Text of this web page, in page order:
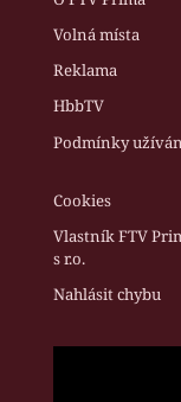
Volná místa
Reklama
HbbTV
Podmínky
Cookies
Vlastník FTV
s r.o.
Nahlásit chybu